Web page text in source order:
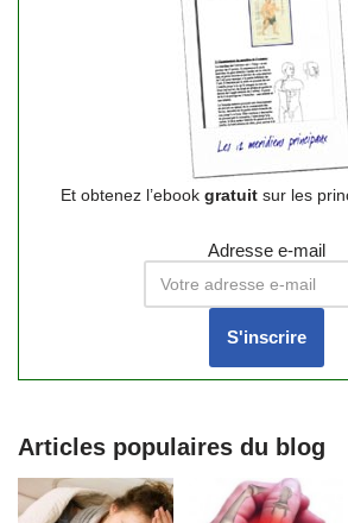
Et obtenez l’ebook gratuitsur les
Adresse e-mail
Articles populaires du blog